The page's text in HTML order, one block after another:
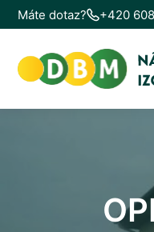
Máte dotaz? +420